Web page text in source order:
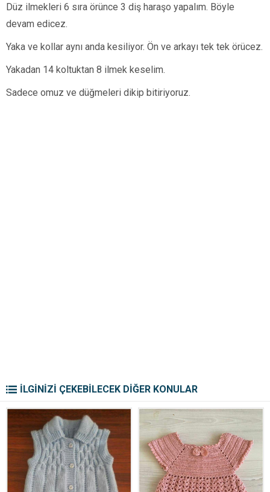
Düz ilmekleri 6 sıra örünce 3 diş haraşo yapalım. Böyle
devam edicez.
Yaka ve kollar aynı anda kesiliyor. Ön ve arkayı tek tek örücez.
Yakadan 14 koltuktan 8 ilmek keselim.
Sadece omuz ve düğmeleri dikip bitiriyoruz.
İLGİNİZİ ÇEKEBİLECEK DİĞER KONULAR